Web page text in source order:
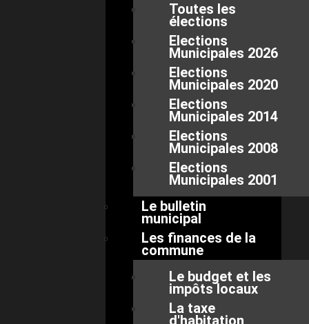
Toutes les
élections
Elections
Municipales 2026
Elections
Municipales 2020
Elections
Municipales 2014
Elections
Municipales 2008
Elections
Municipales 2001
Le bulletin
municipal
Les finances de la
commune
Le budget et les
impôts locaux
La taxe
d'habitation